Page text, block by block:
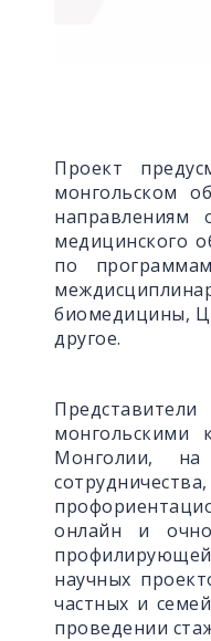
Проект
монгольском
направлениям
медицинского
по
биомедицины,
другое.
монгольскими
Монголии, на
онлайн и
научных
частных и
проведении